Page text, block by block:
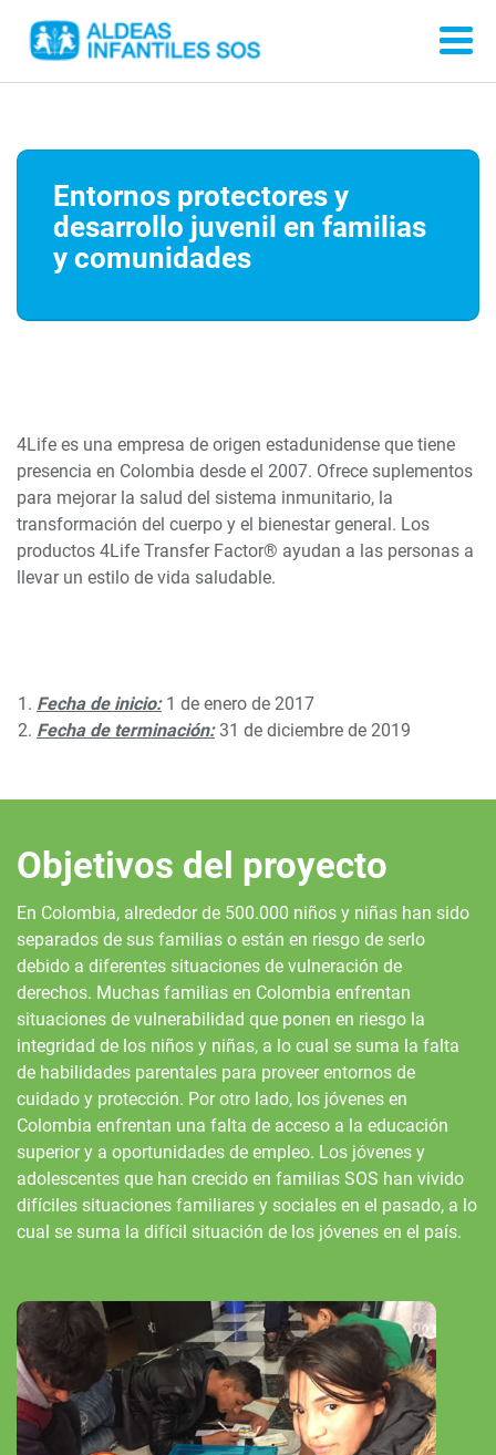
Entornos protectores y
desarrollo juvenil en familias
y comunidades
4Life es una empresa de origen estadunidense que tiene
presencia en Colombia desde el 2007. Ofrece suplementos
para mejorar la salud del sistema inmunitario, la
transformación del cuerpo y el bienestar general. Los
productos 4Life Transfer Factor® ayudan a las personas a
llevar un estilo de vida saludable.
Fecha de inicio:1 de enero de 2017
Fecha de terminación:31 de diciembre de 2019
Objetivos del proyecto
En Colombia, alrededor de 500.000 niños y niñas han sido
separados de sus familias o están en riesgo de serlo
debido a diferentes situaciones de vulneración de
derechos. Muchas familias en Colombia enfrentan
situaciones de vulnerabilidad que ponen en riesgo la
integridad de los niños y niñas, a lo cual se suma la falta
de habilidades parentales para proveer entornos de
cuidado y protección. Por otro lado, los jóvenes en
Colombia enfrentan una falta de acceso a la educación
superior y a oportunidades de empleo. Los jóvenes y
adolescentes que han crecido en familias SOS han vivido
difíciles situaciones familiares y sociales en el pasado, a lo
cual se suma la difícil situación de los jóvenes en el país.